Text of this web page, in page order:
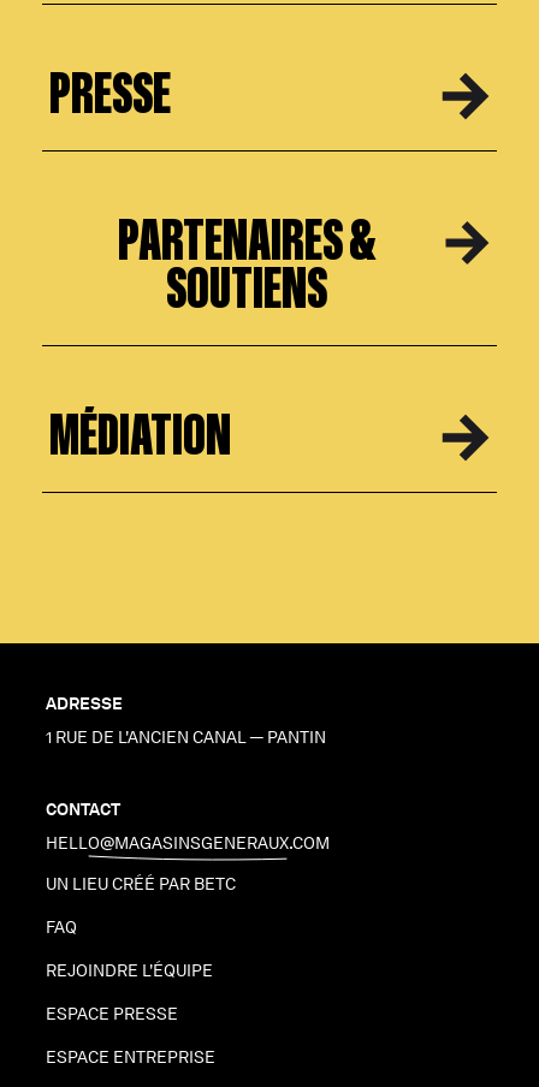
PRESSE
PARTENAIRES &
SOUTIENS
MÉDIATION
ADRESSE
1 RUE DE L'ANCIEN CANAL — PANTIN
CONTACT
HELLO@MAGASINSGENERAUX.COM
UN LIEU CRÉÉ PAR BETC
FAQ
REJOINDRE L'ÉQUIPE
ESPACE PRESSE
ESPACE ENTREPRISE